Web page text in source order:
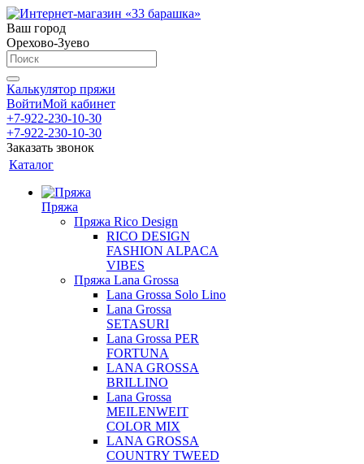
Ваш город
Орехово-Зуево
Калькулятор пряжи
ВойтиМой кабинет
+7-922-230-10-30
+7-922-230-10-30
Заказать звонок
Каталог
Пряжа
Пряжа Rico Design
RICO DESIGN
FASHION ALPACA
VIBES
Пряжа Lana Grossa
Lana Grossa Solo Lino
Lana Grossa
SETASURI
Lana Grossa PER
FORTUNA
LANA GROSSA
BRILLINO
Lana Grossa
MEILENWEIT
COLOR MIX
LANA GROSSA
COUNTRY TWEED